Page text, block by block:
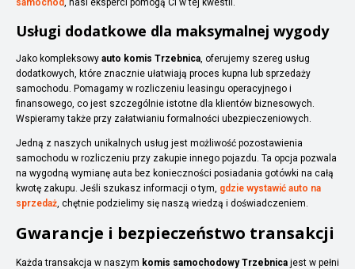
samochód, nasi eksperci pomogą Ci w tej kwestii.
Usługi dodatkowe dla maksymalnej wygody
Jako kompleksowy auto komis Trzebnica, oferujemy szereg usług
dodatkowych, które znacznie ułatwiają proces kupna lub sprzedaży
samochodu. Pomagamy w rozliczeniu leasingu operacyjnego i
finansowego, co jest szczególnie istotne dla klientów biznesowych.
Wspieramy także przy załatwianiu formalności ubezpieczeniowych.
Jedną z naszych unikalnych usług jest możliwość pozostawienia
samochodu w rozliczeniu przy zakupie innego pojazdu. Ta opcja pozwala
na wygodną wymianę auta bez konieczności posiadania gotówki na całą
kwotę zakupu. Jeśli szukasz informacji o tym, gdzie wystawić auto na
sprzedaż, chętnie podzielimy się naszą wiedzą i doświadczeniem.
Gwarancje i bezpieczeństwo transakcji
Każda transakcja w naszym komis samochodowy Trzebnica jest w pełni